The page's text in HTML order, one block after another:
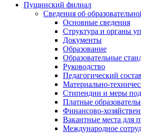
Пущинский филиал
Сведения об
Основные сведения
Структура и органы
Документы
Образование
Образовательные
Руководство
Педагогический состав
Материально-
Стипендии и меры
Платные
Финансово-
Вакантные места для
Международное